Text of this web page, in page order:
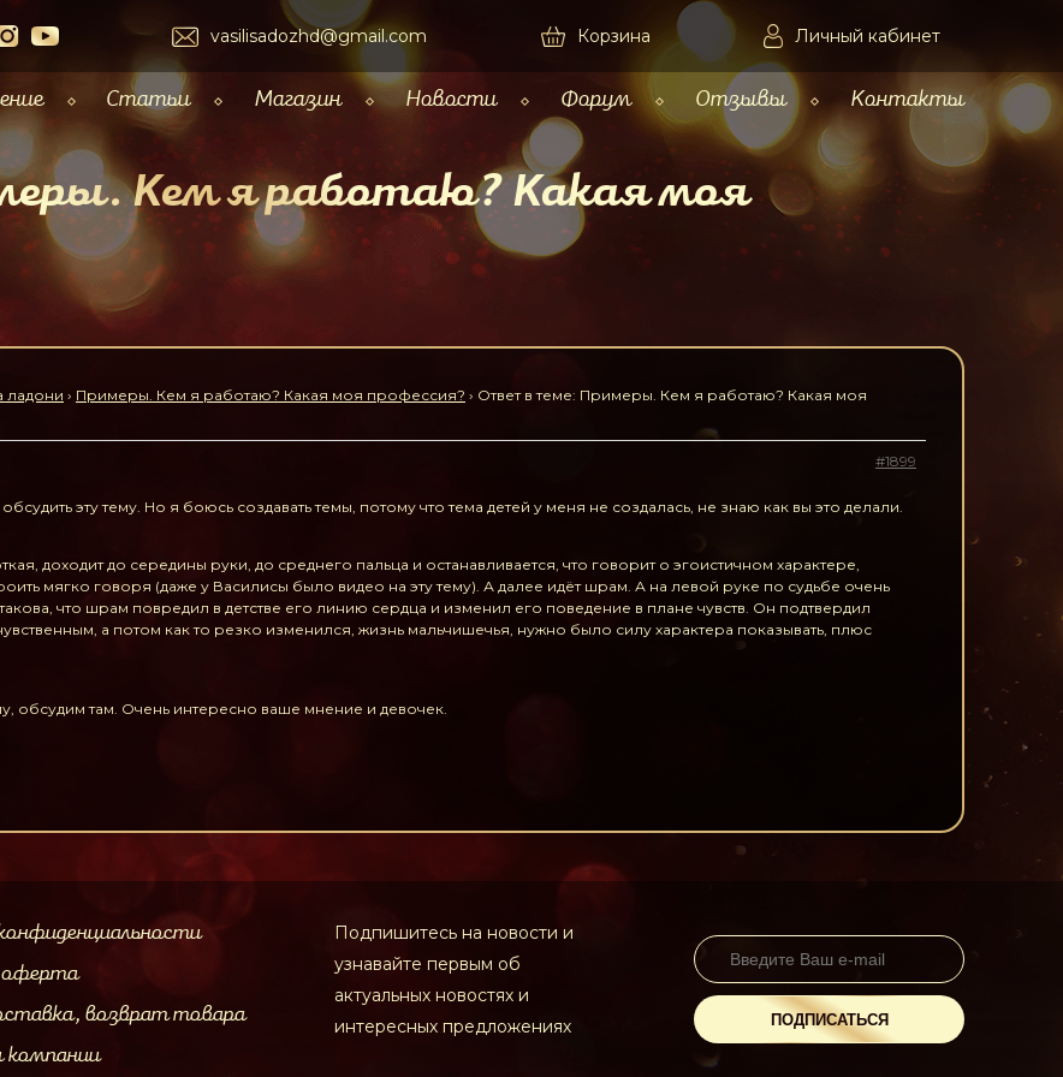
vasilisadozhd@gmail.com Корзина Личный кабинет
Статьи Магазин Новости Форум Отзывы Контакты
Кем я работаю? Какая моя
ладони › Примеры. Кем я работаю? Какая моя профессия? › Ответ в теме: Примеры. Кем я работаю? Какая моя
#1899
эту тему. Но я боюсь создавать темы, потому что тема детей у меня не создалась, не знаю как вы это делали.
доходит до середины руки, до среднего пальца и останавливается, что говорит о эгоистичном характере,
мягко говоря (даже у Василисы было видео на эту тему). А далее идёт шрам. А на левой руке по судьбе очень
что шрам повредил в детстве его линию сердца и изменил его поведение в плане чувств. Он подтвердил
а потом как то резко изменился, жизнь мальчишечья, нужно было силу характера показывать, плюс
обсудим там. Очень интересно ваше мнение и девочек.
оферта
возврат товара
компании
Подпишитесь на новости и
узнавайте первым об
актуальных новостях и
интересных предложениях
ПОДПИСАТЬСЯ